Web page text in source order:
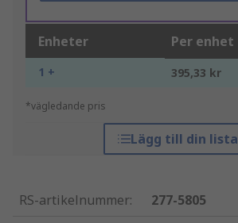
Enheter Per enhet
1 + 395,33 kr
*vägledande pris
Lägg till din lista
RS-artikelnummer:
277-5805